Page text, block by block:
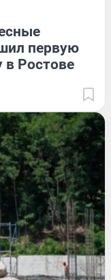
первую
в Ростове